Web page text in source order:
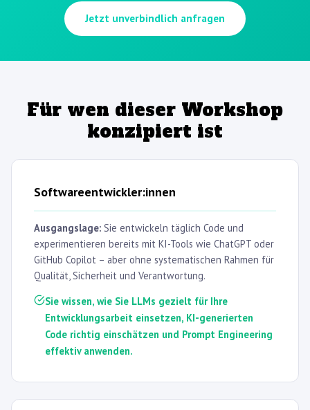
Jetzt unverbindlich anfragen
Für wen dieser Workshop
konzipiert ist
Softwareentwickler:innen
Ausgangslage: Sie entwickeln täglich Code und
experimentieren bereits mit KI-Tools wie ChatGPT oder
GitHub Copilot – aber ohne systematischen Rahmen für
Qualität, Sicherheit und Verantwortung.
Sie wissen, wie Sie LLMs gezielt für Ihre
Entwicklungsarbeit einsetzen, KI-generierten
Code richtig einschätzen und Prompt Engineering
effektiv anwenden.